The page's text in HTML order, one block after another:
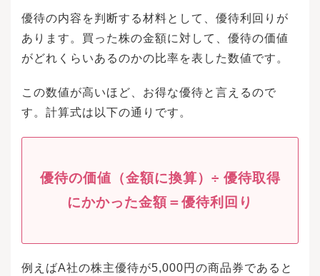
とっぷやす）」となり、それ以下での価格での
取引ができない仕組みです。なお、ストップ高
やストップ安で取引が停まったときは、取引量
の多い金融機関から優先的に、約定が決まりま
す。「日経平均株価」とは、東京証券取引所一
柄の株価を平均し、調整して算出した数字のこ
とです。各業種を代表する企業の株式が選ばれ
ているため、日経平均株価を見ることで、日本
X）」が挙げられるでしょう。東証株価指数は日
経平均株価とは異なり、株価に発行済み株式数
をかけた時価総額から算出しています。株式投
ひ株式投資にも注目してみましょう。老後や日
産を増やせるように早めに始めることをおすす
優待の内容を判断する材料として、優待利回りが
あります。買った株の金額に対して、優待の価値
がどれくらいあるのかの比率を表した数値です。
この数値が高いほど、お得な優待と言えるので
す。計算式は以下の通りです。
優待の価値（金額に換算）÷ 優待取得
にかかった金額＝優待利回り
例えばA社の株主優待が5,000円の商品券であると